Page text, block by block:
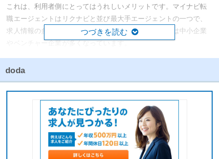
これは、利用者側にとってはうれしいメリットです。マイナビ転
職エージェントはリクナビと並び最大手エージェントの一つで、
求人情報の多さには定評があります。また、取引先には中小企業
やベンチャー企業が多くなっています。
世代に特化している
め、20代の転職者に特におすすめです。第二新卒者に対するフォ
ローは業界一と言われています。
具体的には、転職経験がない20代の転職者のために応募書類作成
のフォローや面接対策などのサポート体制は万全ですし、スキル
や仕事経験がない場合アピールポイントの洗い出しなども対応し
つづきを読む
doda